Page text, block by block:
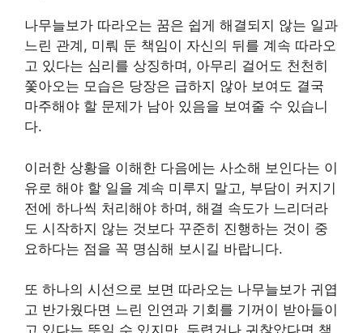
나무늘보가 따라오는 꿈은 쉽게 해결되지 않는 일과
느린 관계, 미뤄 둔 책임이 자신의 뒤를 계속 따라오
고 있다는 심리를 상징하며, 아무리 걸어도 천천히
쫓아오는 모습은 당장은 급하지 않아 보여도 결국
마주해야 할 문제가 남아 있음을 보여줄 수 있습니
다.
이러한 상황을 이해한 다음에는 사소해 보인다는 이
유로 해야 할 일을 계속 미루지 말고, 부담이 커지기
전에 하나씩 처리해야 하며, 해결 속도가 느리더라
도 시작하지 않는 것보다 꾸준히 진행하는 것이 중
요하다는 점을 꼭 명심해 보시길 바랍니다.
또 하나의 시선으로 보면 따라오는 나무늘보가 귀엽
고 반가웠다면 느린 인연과 기회를 기꺼이 받아들이
고 있다는 뜻일 수 있지만, 두렵거나 귀찮았다면 책